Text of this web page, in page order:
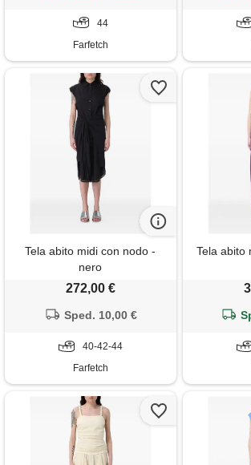
44
Farfetch
Tela abito midi con nodo -
nero
272,00 €
Sped. 10,00 €
40-42-44
Farfetch
Tela abito